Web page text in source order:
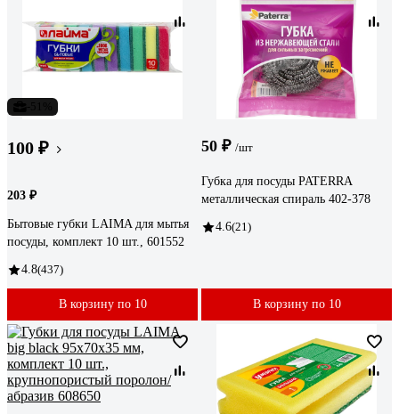
100 ₽
203 ₽
Бытовые губки LAIMA для мытья
посуды, комплект 10 шт., 601552
4.8(437)
В корзину по 10
50 ₽ /шт
Губка для посуды PATERRA
металлическая спираль 402-378
4.6(21)
В корзину по 10